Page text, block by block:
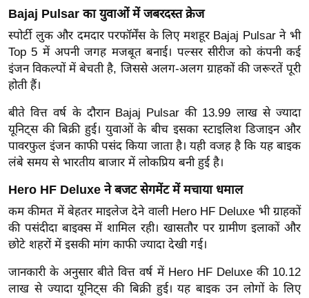
र्ल्ड
न्यू
ज
ब्री
फ
म
नो
रं
ज
ज
ग
त
बॉ
ली
वु
Bajaj Pulsar का युवाओं में जबरदस्त क्रेज
स्पोर्टी लुक और दमदार परफॉर्मेंस के लिए मशहूर Bajaj Pulsar ने भी
Top 5 में अपनी जगह मजबूत बनाई। पल्सर सीरीज को कंपनी कई
इंजन विकल्पों में बेचती है, जिससे अलग-अलग ग्राहकों की जरूरतें पूरी
होती हैं।
बीते वित्त वर्ष के दौरान Bajaj Pulsar की 13.99 लाख से ज्यादा
यूनिट्स की बिक्री हुई। युवाओं के बीच इसका स्टाइलिश डिजाइन और
पावरफुल इंजन काफी पसंद किया जाता है। यही वजह है कि यह बाइक
लंबे समय से भारतीय बाजार में लोकप्रिय बनी हुई है।
Hero HF Deluxe ने बजट सेगमेंट में मचाया धमाल
कम कीमत में बेहतर माइलेज देने वाली Hero HF Deluxe भी ग्राहकों
की पसंदीदा बाइक्स में शामिल रही। खासतौर पर ग्रामीण इलाकों और
छोटे शहरों में इसकी मांग काफी ज्यादा देखी गई।
जानकारी के अनुसार बीते वित्त वर्ष में Hero HF Deluxe की 10.12
लाख से ज्यादा यूनिट्स की बिक्री हुई। यह बाइक उन लोगों के लिए